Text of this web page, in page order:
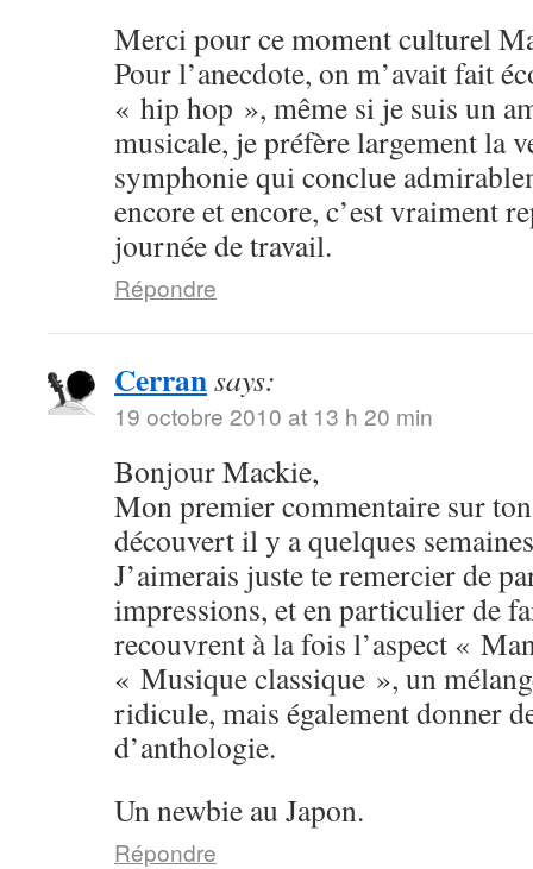
Merci pour ce moment culturel
Pour l’anecdote, on m’avait fait
« hip hop », même si je suis un
musicale, je préfère largement la
symphonie qui conclue
encore et encore, c’est vraiment
journée de travail.
Répondre
Cerransays:
19 octobre 2010 at 13 h 20 min
Bonjour Mackie,
Mon premier commentaire sur
découvert il y a quelques
J’aimerais juste te remercier de
impressions, et en particulier de
recouvrent à la fois l’aspect «
« Musique classique », un
ridicule, mais également donner
d’anthologie.
Un newbie au Japon.
Répondre